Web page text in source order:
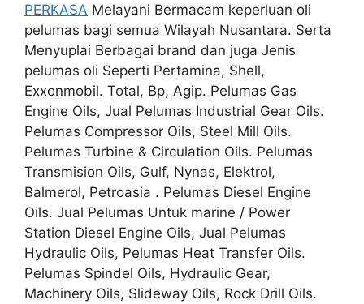
PERKASA Melayani Bermacam keperluan oli
pelumas bagi semua Wilayah Nusantara. Serta
Menyuplai Berbagai brand dan juga Jenis
pelumas oli Seperti Pertamina, Shell,
Exxonmobil. Total, Bp, Agip. Pelumas Gas
Engine Oils, Jual Pelumas Industrial Gear Oils.
Pelumas Compressor Oils, Steel Mill Oils.
Pelumas Turbine & Circulation Oils. Pelumas
Transmision Oils, Gulf, Nynas, Elektrol,
Balmerol, Petroasia . Pelumas Diesel Engine
Oils. Jual Pelumas Untuk marine / Power
Station Diesel Engine Oils, Jual Pelumas
Hydraulic Oils, Pelumas Heat Transfer Oils.
Pelumas Spindel Oils, Hydraulic Gear,
Machinery Oils, Slideway Oils, Rock Drill Oils.